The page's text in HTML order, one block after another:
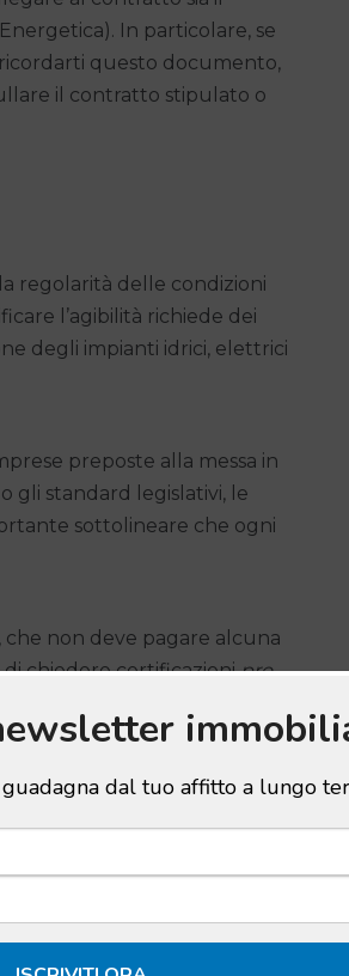
In particolare, se
questo documento,
il contratto stipulato o
regolarità delle condizioni
l’agibilità richiede dei
degli impianti idrici, elettrici
preposte alla messa in
gli standard legislativi, le
sottolineare che ogni
non deve pagare alcuna
chiedere certificazionipro
qualsiasi rischio di danni
dal termine dei lavori
allo Sportello Unico
dal tuo affitto a lungo